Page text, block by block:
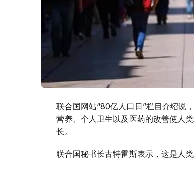
联合国网站“80亿人口日”栏目介绍说
营养、个人卫生以及医药的改善使人
长。
联合国秘书长古特雷斯表示，这是人